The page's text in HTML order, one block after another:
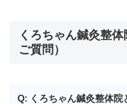
くろちゃん鍼灸整
ご質問）
Q: くろちゃん鍼灸整体院